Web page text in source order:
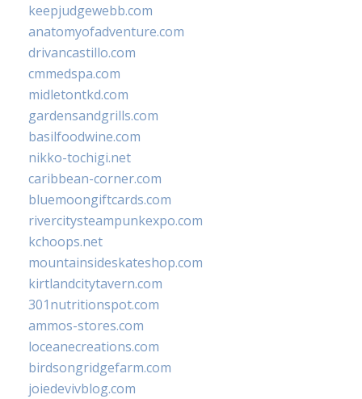
keepjudgewebb.com
anatomyofadventure.com
drivancastillo.com
cmmedspa.com
midletontkd.com
gardensandgrills.com
basilfoodwine.com
nikko-tochigi.net
caribbean-corner.com
bluemoongiftcards.com
rivercitysteampunkexpo.com
kchoops.net
mountainsideskateshop.com
kirtlandcitytavern.com
301nutritionspot.com
ammos-stores.com
loceanecreations.com
birdsongridgefarm.com
joiedevivblog.com